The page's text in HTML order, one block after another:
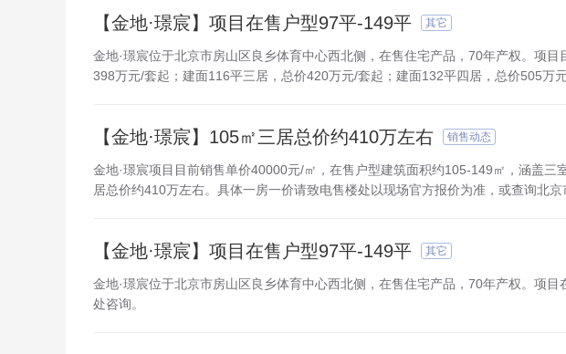
【金地·璟宸】项目在售户型97平-149平 其它
金地·璟宸位于北京市房山区良乡体育中心西北侧，在售住宅产品，70年产权。项
398万元/套起；建面116平三居，总价420万元/套起；建面132平四居，总价505万
【金地·璟宸】105㎡三居总价约410万左右 销售动态
金地·璟宸项目目前销售单价40000元/㎡，在售户型建筑面积约105-149㎡，涵盖三
居总价约410万左右。具体一房一价请致电售楼处以现场官方报价为准，或查询北京
【金地·璟宸】项目在售户型97平-149平 其它
金地·璟宸位于北京市房山区良乡体育中心西北侧，在售住宅产品，70年产权。项
处咨询。